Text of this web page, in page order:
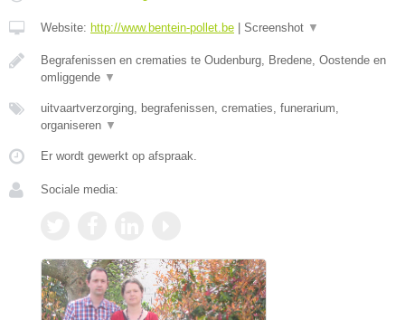
Website: http://www.bentein-pollet.be | Screenshot ▼
Begrafenissen en crematies te Oudenburg, Bredene, Oostende en
omliggende ▼
uitvaartverzorging, begrafenissen, crematies, funerarium,
organiseren ▼
Er wordt gewerkt op afspraak.
Sociale media: